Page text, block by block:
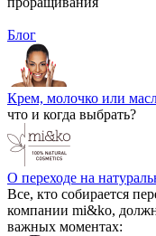
Блог
Крем, молочко или
что и когда выбрать?
О переходе на
Все, кто собирается
компании mi&ko,
важных моментах: